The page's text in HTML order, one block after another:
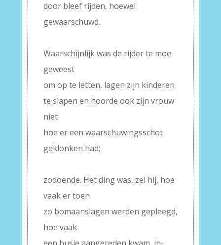
door bleef rijden, hoewel
gewaarschuwd.
Waarschijnlijk was de rijder te moe
geweest
om op te letten, lagen zijn kinderen
te slapen en hoorde ook zijn vrouw
niet
hoe er een waarschuwingsschot
geklonken had;
zodoende. Het ding was, zei hij, hoe
vaak er toen
zo bomaanslagen werden gepleegd,
hoe vaak